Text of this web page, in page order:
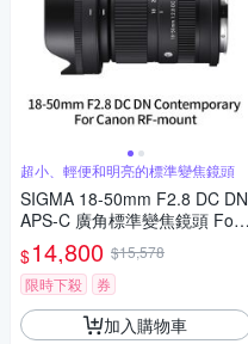
超小、輕便和明亮的標準變焦鏡頭
SIGMA 18-50mm F2.8 DC DN
APS-C 廣角標準變焦鏡頭 For
Canon RF-mount (公司貨)
$14,800 $15,578
限時下殺
券
加入購物車